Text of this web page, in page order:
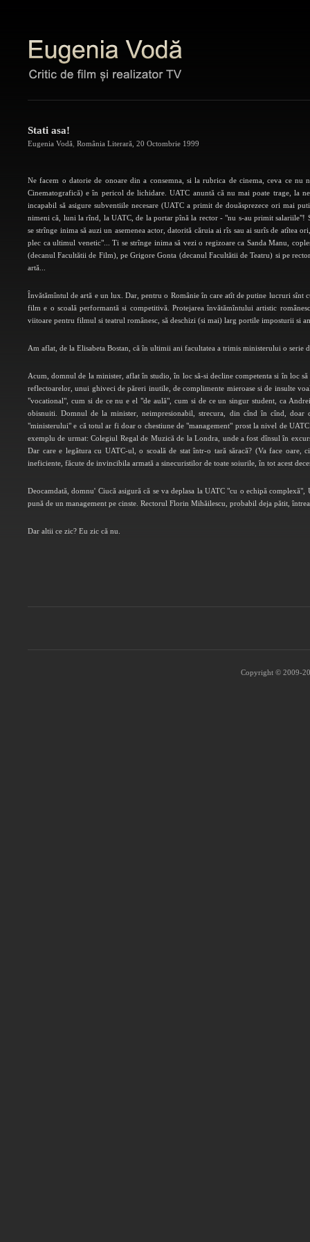
Stati asa!
Eugenia Vodă România Literară 20 Octombrie 1999
Ne facem o datorie de onoare din a consemna, si la rubrica de cinema, ceva ce nu
Cinematografică) e în pericol de lichidare. UATC anuntă că nu mai poate trage, la
incapabil să asigure subventiile necesare (UATC a primit de douăsprezece ori mai
nimeni că, luni la rînd, la UATC, de la portar pînă la rector - "nu s-au primit
se strînge inima să auzi un asemenea actor, datorită căruia ai rîs sau ai surîs de atîtea
plec ca ultimul venetic"... Ti se strînge inima să vezi o regizoare ca Sanda Manu,
(decanul Facultătii de Film), pe Grigore Gonta (decanul Facultătii de Teatru) si pe
artă...
Învătămîntul de artă e un lux. Dar, pentru o Românie în care atît de putine lucruri sînt
film e o scoală performantă si competitivă. Protejarea învătămîntului artistic
viitoare pentru filmul si teatrul românesc, să deschizi (si mai) larg portile imposturii si
Am aflat, de la Elisabeta Bostan, că în ultimii ani facultatea a trimis ministerului o
Acum, domnul de la minister, aflat în studio, în loc să-si decline competenta si în loc
reflectoarelor, unui ghiveci de păreri inutile, de complimente mieroase si de insulte
"vocational", cum si de ce nu e el "de aulă", cum si de ce un singur student, ca
obisnuiti. Domnul de la minister, neimpresionabil, strecura, din cînd în cînd, doar
"ministerului" e că totul ar fi doar o chestiune de "management" prost la nivel de
exemplu de urmat: Colegiul Regal de Muzică de la Londra, unde a fost dînsul în
Dar care e legătura cu UATC-ul, o scoală de stat într-o tară săracă? (Va face
ineficiente, făcute de invincibila armată a sinecuristilor de toate soiurile, în tot acest
Deocamdată, domnu' Ciucă asigură că se va deplasa la UATC "cu o echipă
pună de un management pe cinste. Rectorul Florin Mihăilescu, probabil deja pătit,
Dar altii ce zic? Eu zic că nu.
Copyright © 2009-